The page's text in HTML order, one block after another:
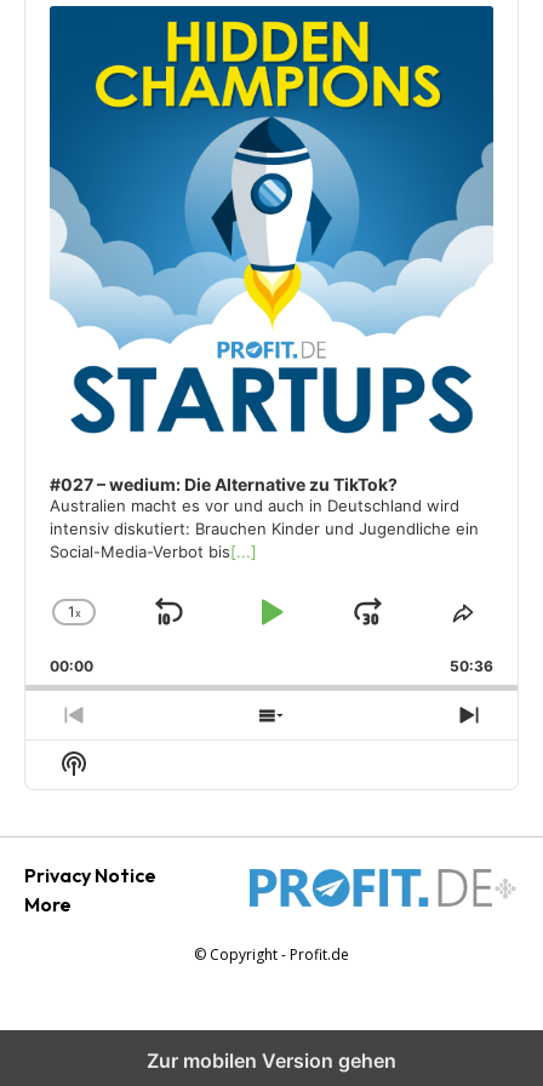
Player
#027 – wedium: Die Alternative zu TikTok?
Australien macht es vor und auch in Deutschland wird
intensiv diskutiert: Brauchen Kinder und Jugendliche ein
Social-Media-Verbot bis[...]
Change
Rate
1x
Skip
Play
Jump
Forward
Share
00:00 50:36
Previous
Episode
Show
Episodes
Next
Show
Podcast
Privacy Notice
More
© Copyright - Profit.de
Zur mobilen Version gehen